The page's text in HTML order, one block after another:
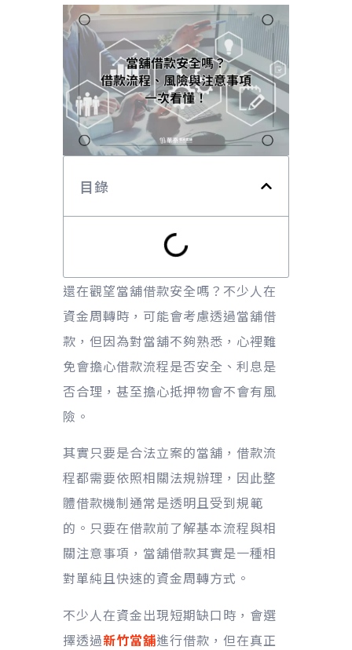
目錄
還在觀望當舖借款安全嗎？不少人在
資金周轉時，可能會考慮透過當舖借
款，但因為對當舖不夠熟悉，心裡難
免會擔心借款流程是否安全、利息是
否合理，甚至擔心抵押物會不會有風
險。
其實只要是合法立案的當舖，借款流
程都需要依照相關法規辦理，因此整
體借款機制通常是透明且受到規範
的。只要在借款前了解基本流程與相
關注意事項，當舖借款其實是一種相
對單純且快速的資金周轉方式。
不少人在資金出現短期缺口時，會選
擇透過新竹當舖進行借款，但在真正